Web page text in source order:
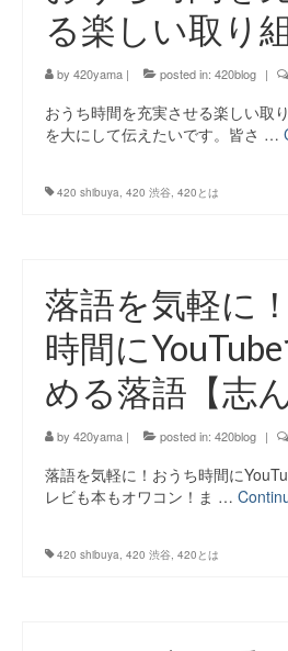
る楽しい取り
by 420yama | posted in: 420blog |
おうち時間を充実させる楽しい取
を大にして伝えたいです。皆さ …
420 shibuya 420 渋谷 420とは
落語を気軽に
時間に
める落語【志
by 420yama | posted in: 420blog |
落語を気軽に！おうち時間に
レビも本もオワコン！ま …
420 shibuya 420 渋谷 420とは